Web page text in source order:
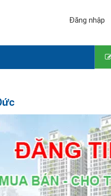
Đăng nhập